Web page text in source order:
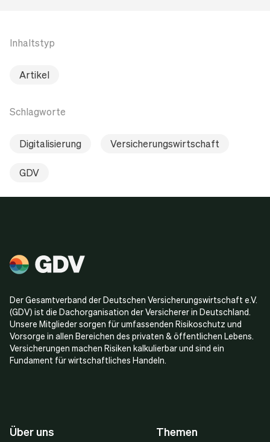
Inhaltstyp
Artikel
Schlagworte
Digitalisierung Versicherungswirtschaft
GDV
Der Gesamtverband der Deutschen Versicherungswirtschaft e.V.
(GDV) ist die Dachorganisation der Versicherer in Deutschland.
Unsere Mitglieder sorgen für umfassenden Risikoschutz und
Vorsorge in allen Bereichen des privaten & öffentlichen Lebens.
Versicherungen machen Risiken kalkulierbar und sind ein
Fundament für wirtschaftliches Handeln.
Über uns Themen